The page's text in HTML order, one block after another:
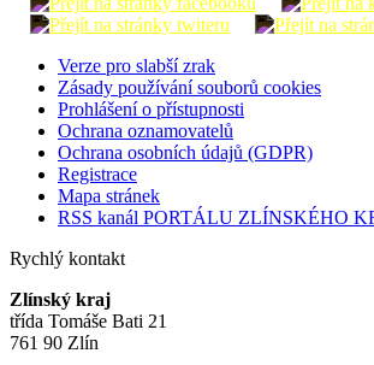
Verze pro slabší zrak
Zásady používání souborů cookies
Prohlášení o přístupnosti
Ochrana oznamovatelů
Ochrana osobních údajů (GDPR)
Registrace
Mapa stránek
RSS kanál PORTÁLU ZLÍNSKÉHO
Rychlý kontakt
Zlínský kraj
třída Tomáše Bati 21
761 90 Zlín